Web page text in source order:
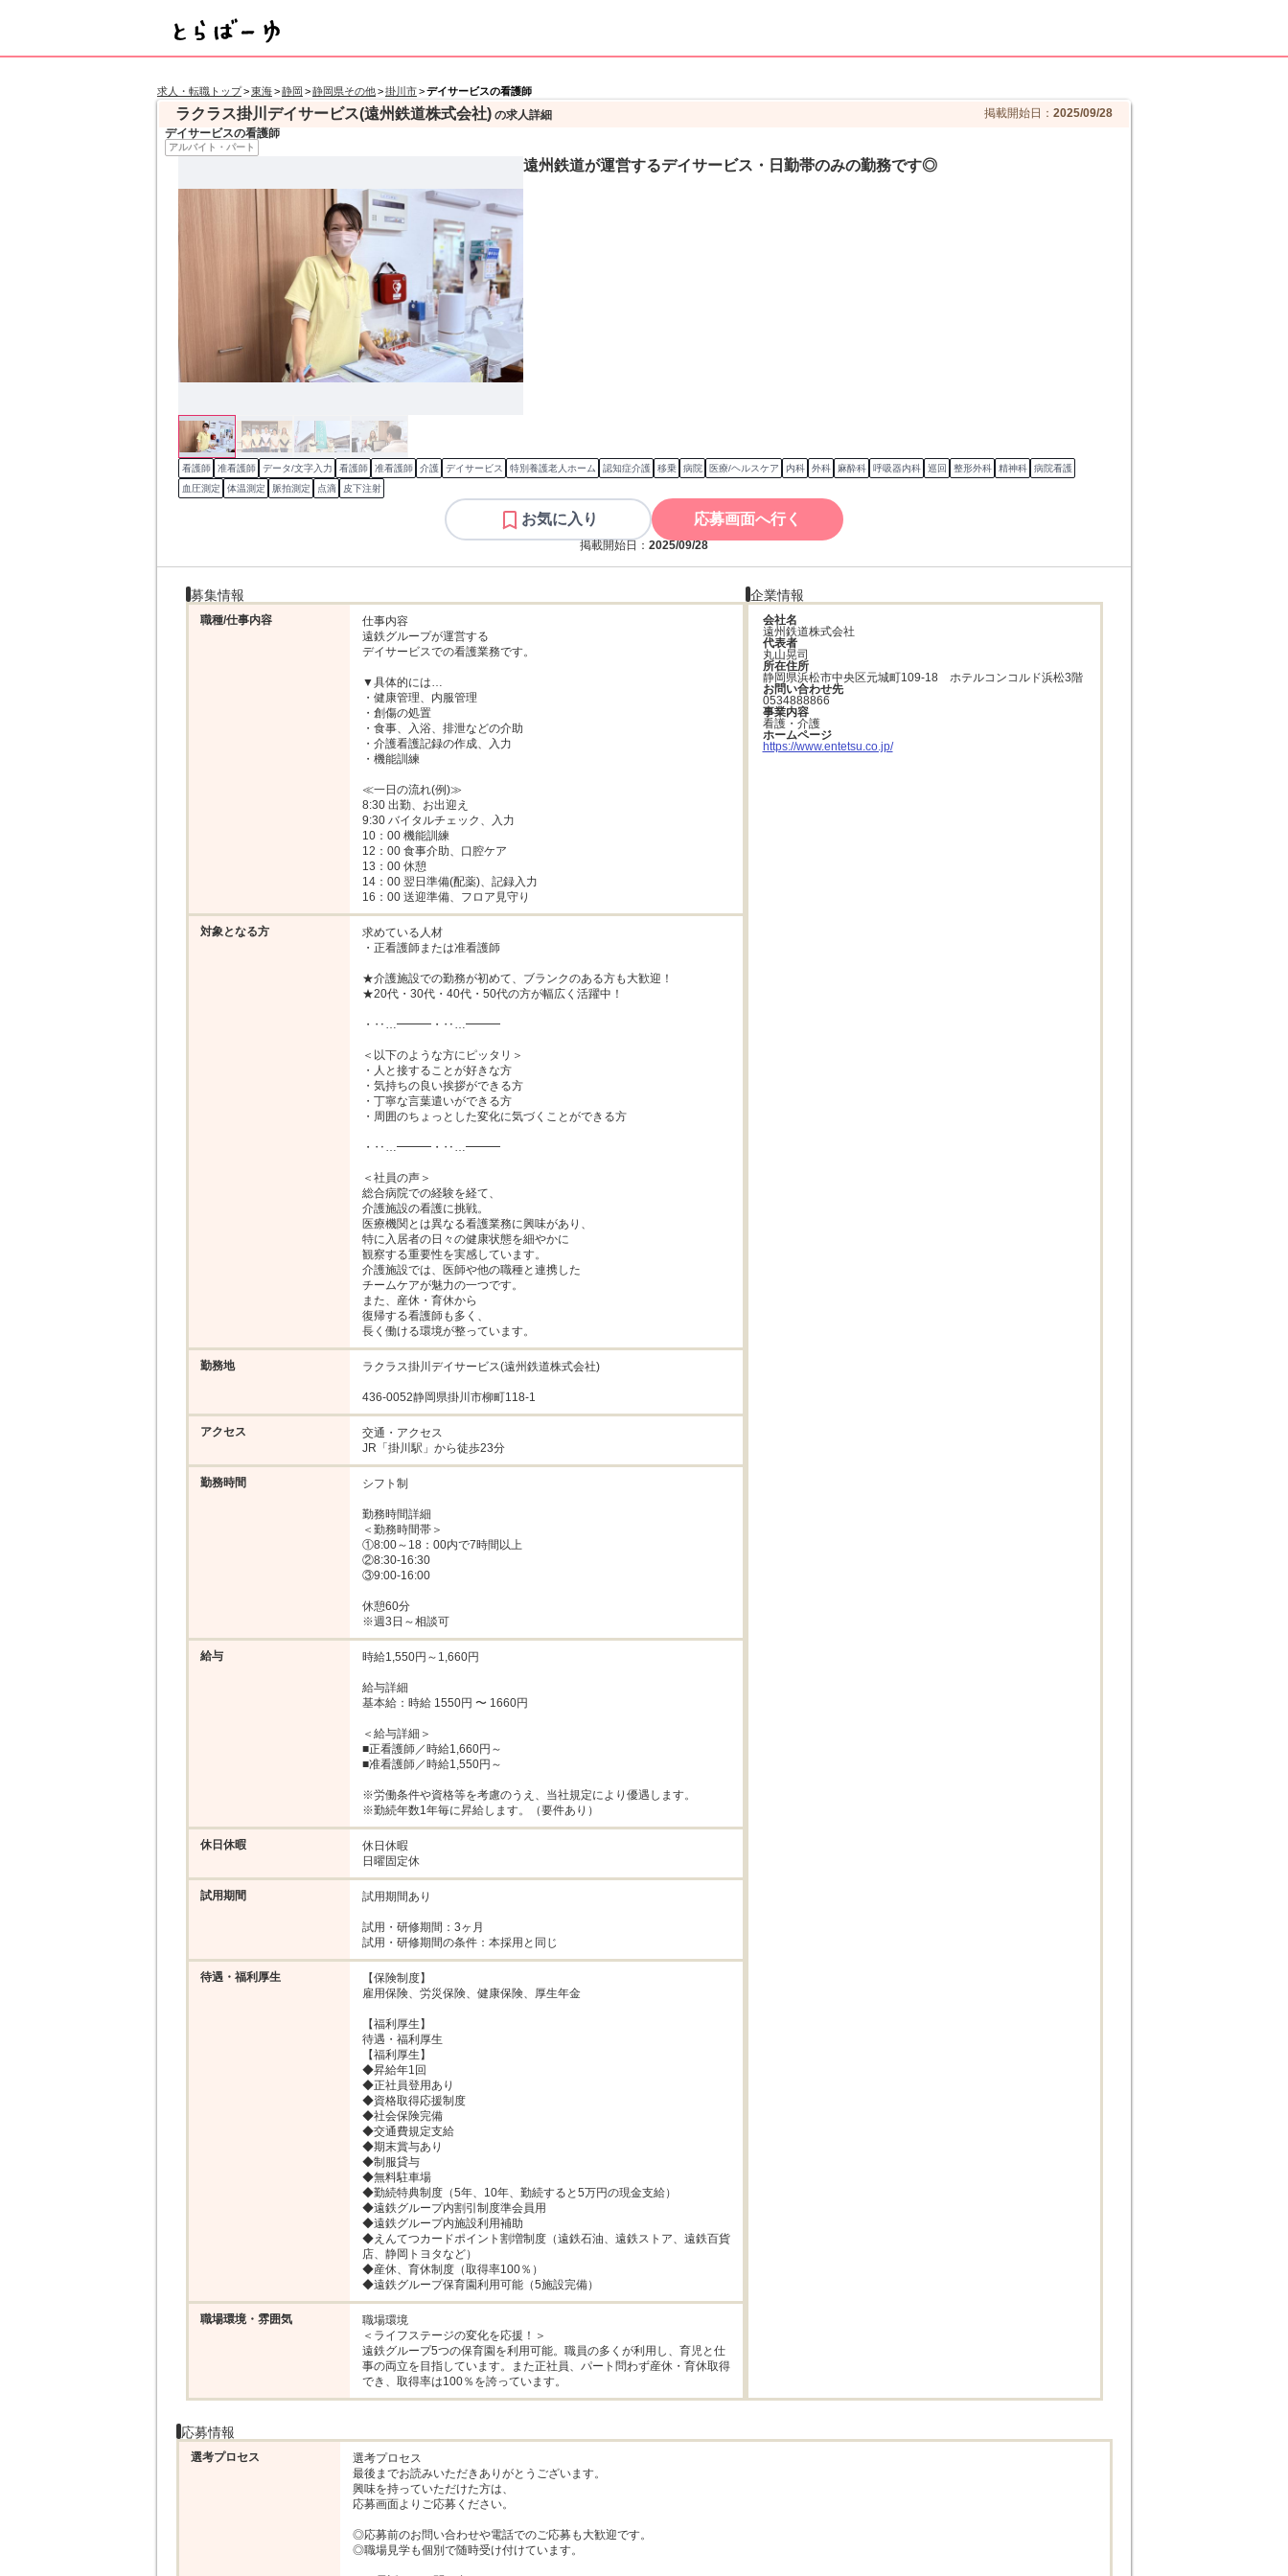
求人・転職トップ>東海>静岡 >静岡県その他>掛川市>デイサービスの看護師
ラクラス掛川デイサービス(遠州鉄道株式会社) の求人詳細 掲載開始日： 2025/09/28
デイサービスの看護師
アルバイト・パート
遠州鉄道が運営するデイサービス・日勤帯のみの勤務です◎
看護師 准看護師 データ/文字入力 看護師 准看護師 介護 デイサービス 特別養護老人ホーム 認知症介護 移乗 病院 医療/ヘルスケア 内科 外科 麻酔科 呼吸器内科 巡回 整形外科 精神科
病院看護
血圧測定
体温測定 脈拍測定 点滴 皮下注射
お気に入り 応募画面へ行く
掲載開始日： 2025/09/28
募集情報
職種/仕事内容
仕事内容
遠鉄グループが運営する
デイサービスでの看護業務です。
▼具体的には…
・健康管理、内服管理
・創傷の処置
・食事、入浴、排泄などの介助
・介護看護記録の作成、入力
・機能訓練
≪一日の流れ(例)≫
8:30 出勤、お出迎え
9:30 バイタルチェック、入力
10：00 機能訓練
12：00 食事介助、口腔ケア
13：00 休憩
14：00 翌日準備(配薬)、記録入力
16：00 送迎準備、フロア見守り
対象となる方
求めている人材
・正看護師または准看護師
★介護施設での勤務が初めて、ブランクのある方も大歓迎！
★20代・30代・40代・50代の方が幅広く活躍中！
・‥…━━━・‥…━━━
＜以下のような方にピッタリ＞
・人と接することが好きな方
・気持ちの良い挨拶ができる方
・丁寧な言葉遣いができる方
・周囲のちょっとした変化に気づくことができる方
・‥…━━━・‥…━━━
＜社員の声＞
総合病院での経験を経て、
介護施設の看護に挑戦。
医療機関とは異なる看護業務に興味があり、
特に入居者の日々の健康状態を細やかに
観察する重要性を実感しています。
介護施設では、医師や他の職種と連携した
チームケアが魅力の一つです。
また、産休・育休から
復帰する看護師も多く、
長く働ける環境が整っています。
勤務地 ラクラス掛川デイサービス(遠州鉄道株式会社)
436-0052静岡県掛川市柳町118-1
アクセス
交通・アクセス
JR「掛川駅」から徒歩23分
勤務時間 シフト制
勤務時間詳細
＜勤務時間帯＞
①8:00～18：00内で7時間以上
②8:30-16:30
③9:00-16:00
休憩60分
※週3日～相談可
給与 時給1,550円～1,660円
給与詳細
基本給：時給 1550円 〜 1660円
＜給与詳細＞
■正看護師／時給1,660円～
■准看護師／時給1,550円～
※労働条件や資格等を考慮のうえ、当社規定により優遇します。
※勤続年数1年毎に昇給します。（要件あり）
休日休暇
休日休暇
日曜固定休
試用期間 試用期間あり
試用・研修期間：3ヶ月
待遇・福利厚生
【保険制度】
雇用保険、労災保険、健康保険、厚生年金
【福利厚生】
待遇・福利厚生
【福利厚生】
◆昇給年1回
◆正社員登用あり
◆資格取得応援制度
◆社会保険完備
◆交通費規定支給
◆期末賞与あり
◆制服貸与
◆無料駐車場
◆勤続特典制度（5年、10年、勤続すると5万円の現金支給）
◆遠鉄グループ内割引制度準会員用
◆遠鉄グループ内施設利用補助
◆えんてつカードポイント割増制度（遠鉄石油、遠鉄ストア、遠鉄百貨
店、静岡トヨタなど）
◆産休、育休制度（取得率100％）
◆遠鉄グループ保育園利用可能（5施設完備）
職場環境・雰囲気
職場環境
＜ライフステージの変化を応援！＞
遠鉄グループ5つの保育園を利用可能。職員の多くが利用し、育児と仕
事の両立を目指しています。また正社員、パート問わず産休・育休取得
でき、取得率は100％を誇っています。
企業情報
会社名
遠州鉄道株式会社
代表者
丸山晃司
所在住所
静岡県浜松市中央区元城町109-18　ホテルコンコルド浜松3階
お問い合わせ先
0534888866
事業内容
看護・介護
ホームページ
https://www.entetsu.co.jp/
応募情報
選考プロセス
選考プロセス
最後までお読みいただきありがとうございます。
興味を持っていただけた方は、
応募画面よりご応募ください。
◎応募前のお問い合わせや電話でのご応募も大歓迎です。
◎職場見学も個別で随時受け付けています。